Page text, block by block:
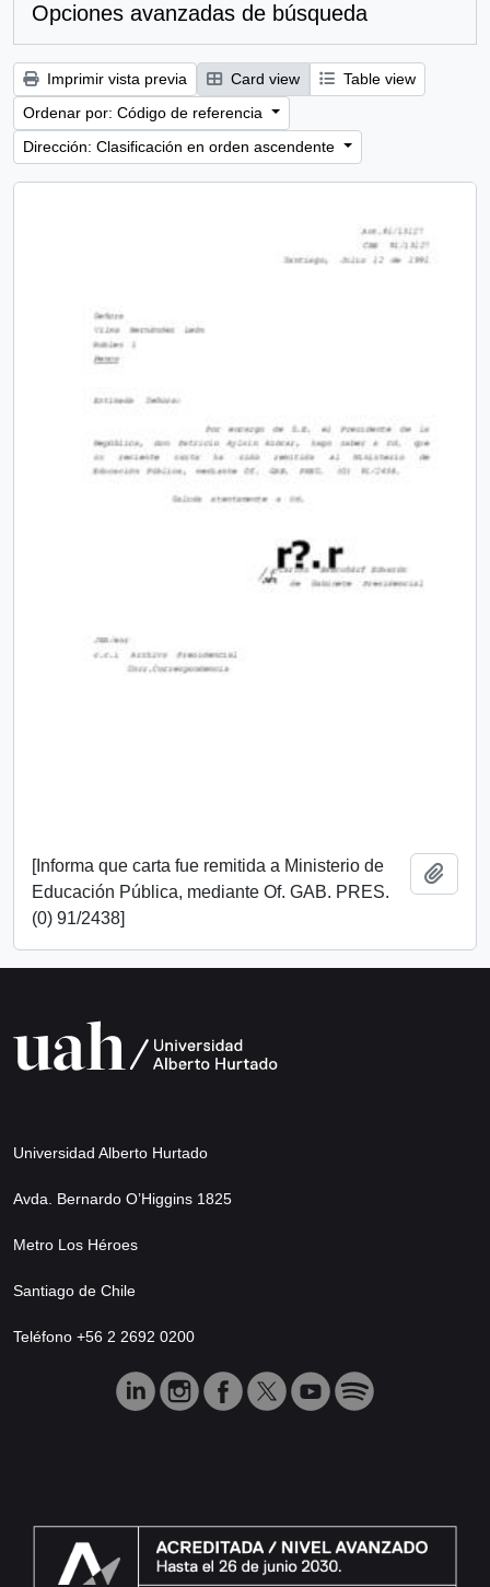
Opciones avanzadas de búsqueda
Imprimir vista previa Card view
Table view
Ordenar por: Código de referencia
Dirección: Clasificación en orden ascendente
[Informa que carta fue remitida a Ministerio de
Educación Pública, mediante Of. GAB. PRES.
(0) 91/2438]
Universidad Alberto Hurtado
Avda. Bernardo O’Higgins 1825
Metro Los Héroes
Santiago de Chile
Teléfono +56 2 2692 0200